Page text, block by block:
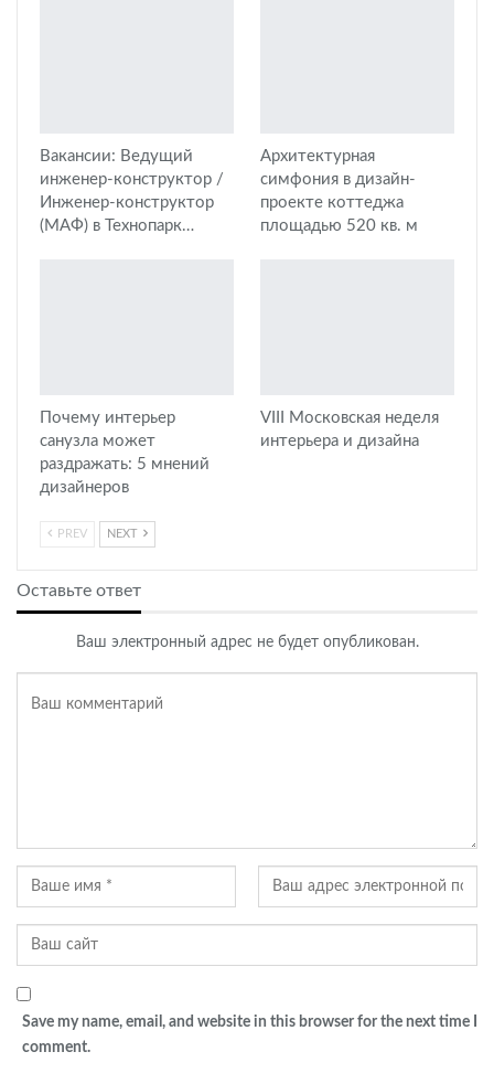
Вакансии: Ведущий
инженер-конструктор /
Инженер-конструктор
(МАФ) в Технопарк…
Архитектурная
симфония в дизайн-
проекте коттеджа
площадью 520 кв. м
Почему интерьер
санузла может
раздражать: 5 мнений
дизайнеров
VIII Московская неделя
интерьера и дизайна
PREV NEXT
Оставьте ответ
Ваш электронный адрес не будет опубликован.
Save my name, email, and website in this browser for the next time I
comment.